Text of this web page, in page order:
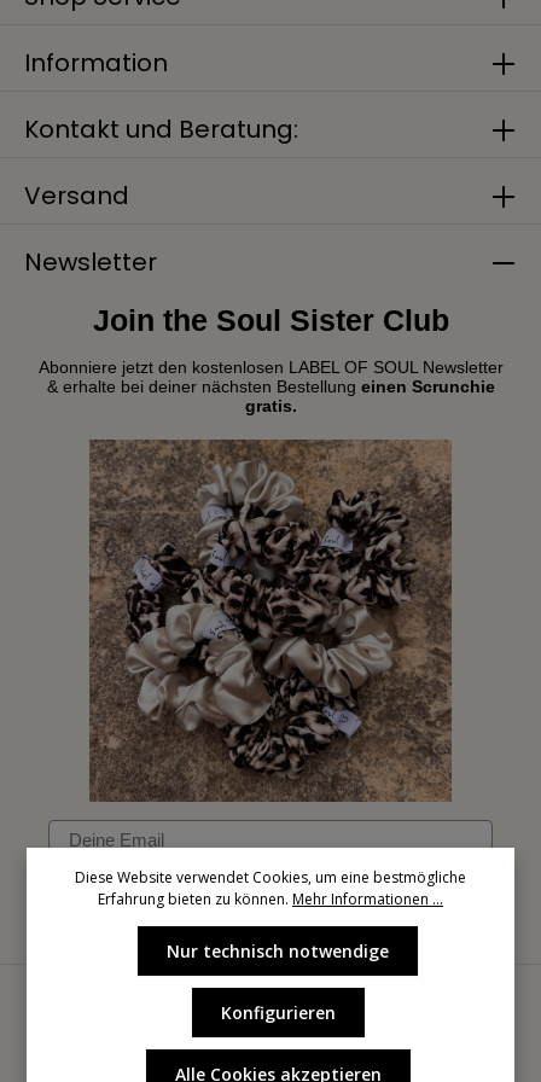
Kontakt und Beratung:
Versand
Newsletter
Join the Soul Sister Club
Abonniere jetzt den kostenlosen LABEL OF SOUL Newsletter
& erhalte bei deiner nächsten Bestellung einen Scrunchie
gratis.
Email
Information
Diese Website verwendet Cookies, um eine bestmögliche
Erfahrung bieten zu können. Mehr Informationen ...
Nur technisch notwendige
Konfigurieren
Alle Cookies akzeptieren